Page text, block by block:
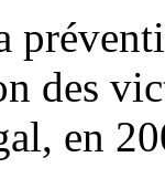
des
en